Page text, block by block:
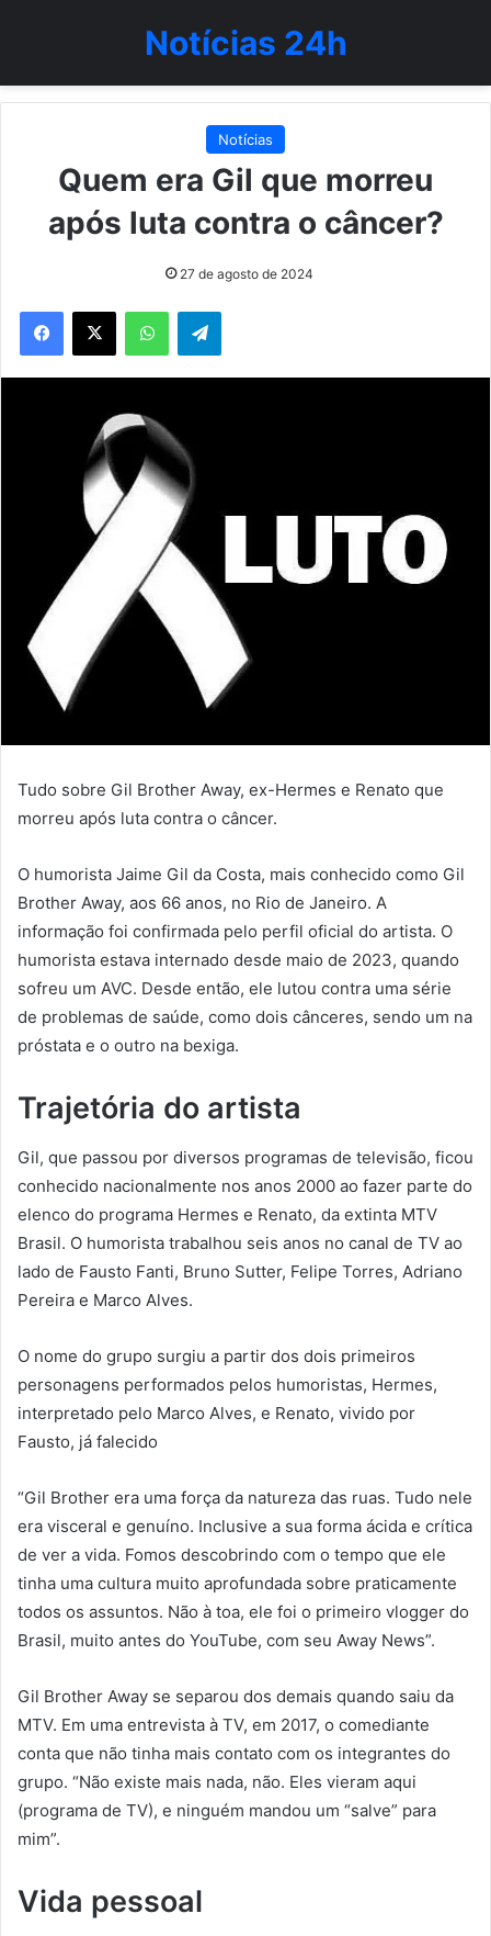
Notícias 24h
Notícias
Quem era Gil que morreu
após luta contra o câncer?
27 de agosto de 2024
WhatsAppTelegram
Tudo sobre Gil Brother Away, ex-Hermes e Renato que
morreu após luta contra o câncer.
O humorista Jaime Gil da Costa, mais conhecido como Gil
Brother Away, aos 66 anos, no Rio de Janeiro. A
informação foi confirmada pelo perfil oficial do artista. O
humorista estava internado desde maio de 2023, quando
sofreu um AVC. Desde então, ele lutou contra uma série
de problemas de saúde, como dois cânceres, sendo um na
próstata e o outro na bexiga.
Trajetória do artista
Gil, que passou por diversos programas de televisão, ficou
conhecido nacionalmente nos anos 2000 ao fazer parte do
elenco do programa Hermes e Renato, da extinta MTV
Brasil. O humorista trabalhou seis anos no canal de TV ao
lado de Fausto Fanti, Bruno Sutter, Felipe Torres, Adriano
Pereira e Marco Alves.
O nome do grupo surgiu a partir dos dois primeiros
personagens performados pelos humoristas, Hermes,
interpretado pelo Marco Alves, e Renato, vivido por
Fausto, já falecido
“Gil Brother era uma força da natureza das ruas. Tudo nele
era visceral e genuíno. Inclusive a sua forma ácida e crítica
de ver a vida. Fomos descobrindo com o tempo que ele
tinha uma cultura muito aprofundada sobre praticamente
todos os assuntos. Não à toa, ele foi o primeiro vlogger do
Brasil, muito antes do YouTube, com seu Away News”.
Gil Brother Away se separou dos demais quando saiu da
MTV. Em uma entrevista à TV, em 2017, o comediante
conta que não tinha mais contato com os integrantes do
grupo. “Não existe mais nada, não. Eles vieram aqui
(programa de TV), e ninguém mandou um “salve” para
mim”.
Vida pessoal